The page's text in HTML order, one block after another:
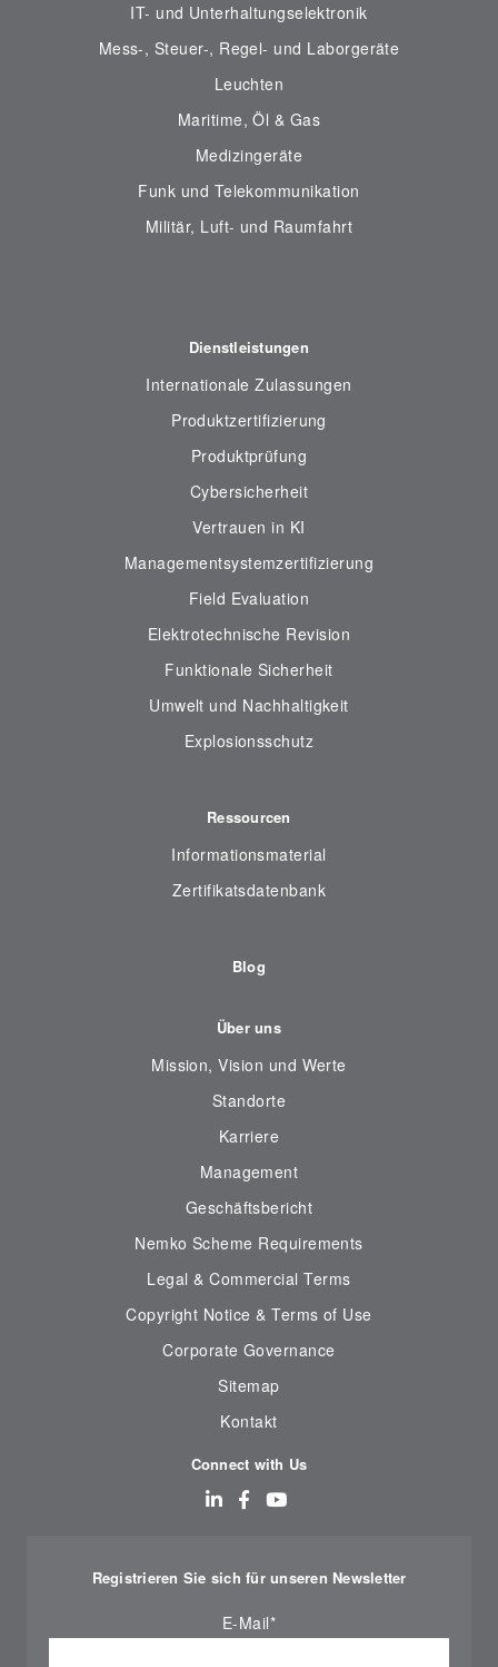
IT- und Unterhaltungselektronik
Mess-, Steuer-, Regel- und Laborgeräte
Leuchten
Maritime, Öl & Gas
Medizingeräte
Funk und Telekommunikation
Militär, Luft- und Raumfahrt
Dienstleistungen
Internationale Zulassungen
Produktzertifizierung
Produktprüfung
Cybersicherheit
Vertrauen in KI
Managementsystemzertifizierung
Field Evaluation
Elektrotechnische Revision
Funktionale Sicherheit
Umwelt und Nachhaltigkeit
Explosionsschutz
Ressourcen
Informationsmaterial
Zertifikatsdatenbank
Blog
Über uns
Mission, Vision und Werte
Standorte
Karriere
Management
Geschäftsbericht
Nemko Scheme Requirements
Legal & Commercial Terms
Copyright Notice & Terms of Use
Corporate Governance
Sitemap
Kontakt
Connect with Us
Registrieren Sie sich für unseren Newsletter
E-Mail*